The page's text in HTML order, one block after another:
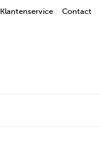
Klantenservice Contact